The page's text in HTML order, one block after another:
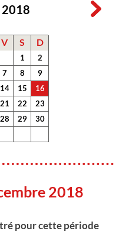
2018
V S D
1
2
7 8
9
14 15
16
21 22
23
28 29
30
2018
pour cette période